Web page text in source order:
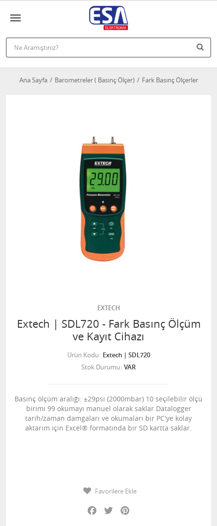
Ana Sayfa Barometreler ( Basınç Ölçer) Fark Basınç Ölçerler
EXTECH
Extech | SDL720 - Fark Basınç Ölçüm
ve Kayıt Cihazı
Ürün Kodu Extech | SDL720
Stok Durumu VAR
Basınç ölçüm aralığı: ±29psi (2000mbar) 10 seçilebilir ölçü
birimi 99 okumayı manuel olarak saklar Datalogger
tarih/zaman damgaları ve okumaları bir PC'ye kolay
aktarım için Excel® formatında bir SD kartta saklar.
Favorilere Ekle
Facebook
Twitter